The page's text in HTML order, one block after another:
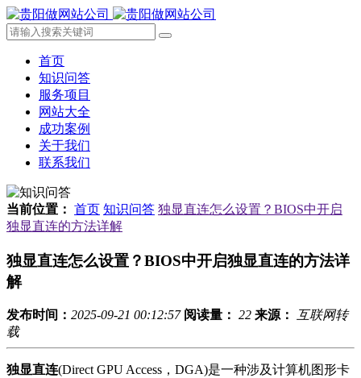
首页
知识问答
服务项目
网站大全
成功案例
关于我们
联系我们
当前位置： 首页 知识问答 独显直连怎么设置？BIOS中开启
独显直连的方法详解
独显直连怎么设置？BIOS中开启独显直连的方法详
解
发布时间： 2025-09-21 00:12:57 阅读量： 22 来源： 互联网转
载
独显直连(Direct GPU Access，DGA)是一种涉及计算机图形卡